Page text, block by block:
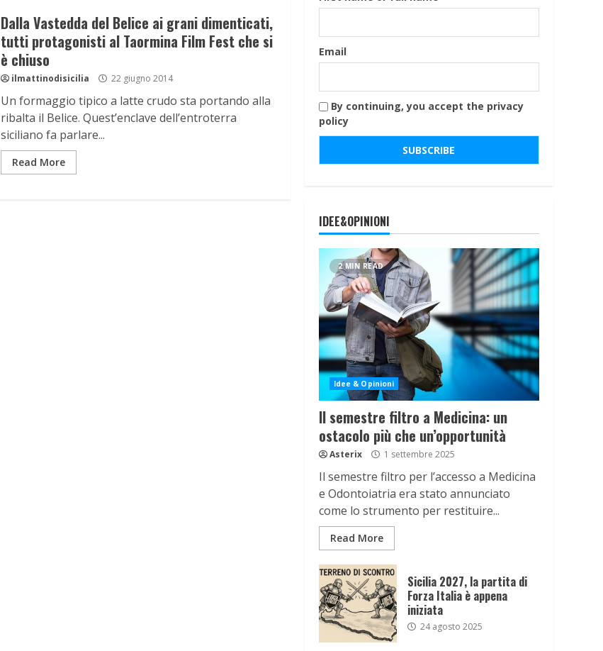
Dalla Vastedda del Belice ai grani dimenticati,
tutti protagonisti al Taormina Film Fest che si
è chiuso
ilmattinodisicilia 22 giugno 2014
Un formaggio tipico a latte crudo sta portando alla
ribalta il Belice. Quest’enclave dell’entroterra
siciliano fa parlare...
Read More
Email
By continuing, you accept the privacy
policy
IDEE&OPINIONI
2 MIN READ
Idee & Opinioni
Il semestre filtro a Medicina: un
ostacolo più che un’opportunità
Asterix 1 settembre 2025
Il semestre filtro per l’accesso a Medicina
e Odontoiatria era stato annunciato
come lo strumento per restituire...
Read More
Sicilia 2027, la partita di
Forza Italia è appena
iniziata
24 agosto 2025